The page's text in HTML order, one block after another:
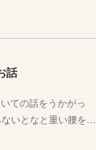
話
ての話をうかがっ
いとなと重い腰を…